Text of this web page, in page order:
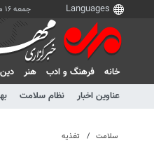
جمعه ۱۶ مرداد ۱۴۰۵
خانه فرهنگ و ادب هنر
عناوین اخبار
نظام سلامت
سلامت تغذیه